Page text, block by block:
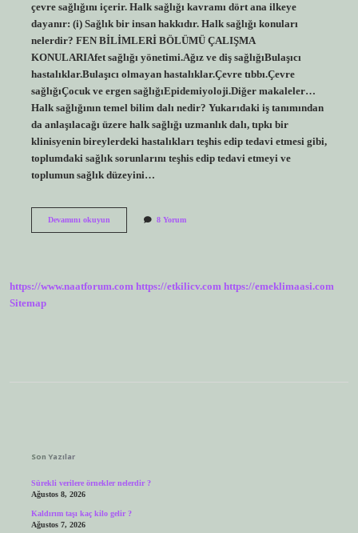
çevre sağlığını içerir. Halk sağlığı kavramı dört ana ilkeye
dayanır: (i) Sağlık bir insan hakkıdır. Halk sağlığı konuları
nelerdir? FEN BİLİMLERİ BÖLÜMÜ ÇALIŞMA
KONULARIAfet sağlığı yönetimi.Ağız ve diş sağlığıBulaşıcı
hastalıklar.Bulaşıcı olmayan hastalıklar.Çevre tıbbı.Çevre
sağlığıÇocuk ve ergen sağlığıEpidemiyoloji.Diğer makaleler…
Halk sağlığının temel bilim dalı nedir? Yukarıdaki iş tanımından
da anlaşılacağı üzere halk sağlığı uzmanlık dalı, tıpkı bir
klinisyenin bireylerdeki hastalıkları teşhis edip tedavi etmesi gibi,
toplumdaki sağlık sorunlarını teşhis edip tedavi etmeyi ve
toplumun sağlık düzeyini…
Devamını okuyunHalk
8 Yorum
https://www.naatforum.com https://etkilicv.com https://emeklimaasi.com
Sitemap
Son Yazılar
Sürekli verilere örnekler nelerdir ?
Ağustos 8, 2026
Kaldırım taşı kaç kilo gelir ?
Ağustos 7, 2026